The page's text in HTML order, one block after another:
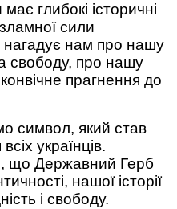
глибокі історичні
сили
нагадує нам про нашу
свободу, про нашу
прагнення до
символ, який став
українців.
що Державний Герб
нашої історії
і свободу.